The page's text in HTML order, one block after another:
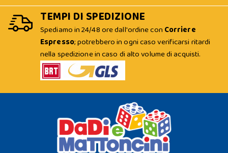
TEMPI DI SPEDIZIONE
Spediamo in 24/48 ore dall'ordine con Corriere
Espresso; potrebbero in ogni caso verificarsi ritardi
nella spedizione in caso di alto volume di acquisti.